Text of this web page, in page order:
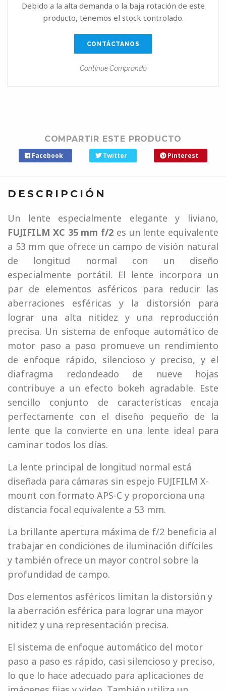
Debido a la alta demanda o la baja rotación de este
producto, tenemos el stock controlado.
CONTÁCTANOS
Continue Comprando
COMPARTIR ESTE PRODUCTO
Facebook Twitter Pinterest
DESCRIPCIÓN
Un lente especialmente elegante y liviano,
FUJIFILM XC 35 mm f/2 es un lente equivalente
a 53 mm que ofrece un campo de visión natural
de longitud normal con un diseño
especialmente portátil. El lente incorpora un
par de elementos asféricos para reducir las
aberraciones esféricas y la distorsión para
lograr una alta nitidez y una reproducción
precisa. Un sistema de enfoque automático de
motor paso a paso promueve un rendimiento
de enfoque rápido, silencioso y preciso, y el
diafragma redondeado de nueve hojas
contribuye a un efecto bokeh agradable. Este
sencillo conjunto de características encaja
perfectamente con el diseño pequeño de la
lente que la convierte en una lente ideal para
caminar todos los días.
La lente principal de longitud normal está
diseñada para cámaras sin espejo FUJIFILM X-
mount con formato APS-C y proporciona una
distancia focal equivalente a 53 mm.
La brillante apertura máxima de f/2 beneficia al
trabajar en condiciones de iluminación difíciles
y también ofrece un mayor control sobre la
profundidad de campo.
Dos elementos asféricos limitan la distorsión y
la aberración esférica para lograr una mayor
nitidez y una representación precisa.
El sistema de enfoque automático del motor
paso a paso es rápido, casi silencioso y preciso,
lo que lo hace adecuado para aplicaciones de